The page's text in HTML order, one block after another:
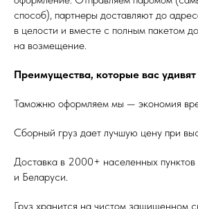
способ), партнеры доставляют до
в целости и вместе с полным пакетом
на возмещение.
Преимущества, которые вас удивят
Таможню оформляем мы — экономия
Сборный груз дает лучшую цену при
Доставка в 2000+ населенных
и Беларуси.
Груз хранится на чистом защищенном